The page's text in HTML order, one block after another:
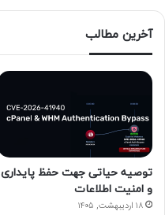
آخرین مطالب
توصیه حیاتی جهت حفظ پایداری
و امنیت اطلاعات
۱۸ اردیبهشت, ۱۴۰۵